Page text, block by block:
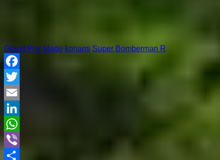
Grand Prix Mode konami Super Bomberman R
Facebook
Twitter
Email
LinkedIn
WhatsApp
Viber